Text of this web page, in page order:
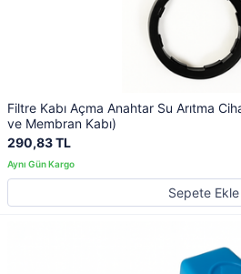
Filtre Kabı Açma Anahtar Su Arıtma
ve Membran Kabı)
290,83 TL
Sepete Ekle